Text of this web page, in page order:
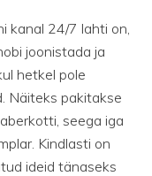
kanal 24/7 lahti on,
joonistada ja
hetkel pole
Näiteks pakitakse
seega iga
Kindlasti on
ideid tänaseks